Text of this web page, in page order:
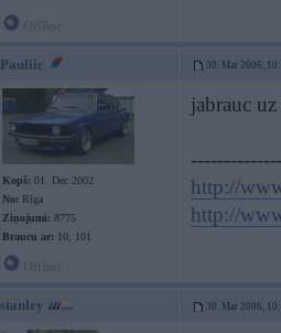
Pauliic 30. Mar 2006,
Kopš: 01. Dec 2002
No: Rīga
Ziņojumi: 8775
Braucu ar: 10, 101
jabrauc
http://
http://
stanley 30. Mar 2006,